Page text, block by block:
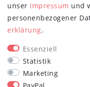
STAY CONNECTED
unser Impressum und
personenbezogener
erklärung.
Essenziell
Statistik
Marketing